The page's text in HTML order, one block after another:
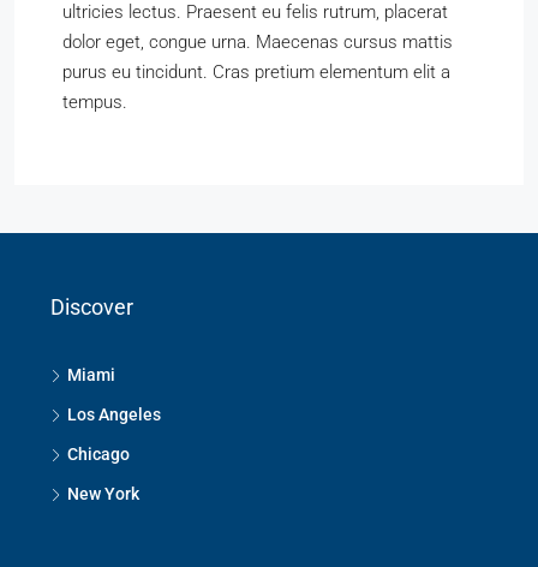
ultricies lectus. Praesent eu felis rutrum, placerat
dolor eget, congue urna. Maecenas cursus mattis
purus eu tincidunt. Cras pretium elementum elit a
tempus.
Discover
Miami
Los Angeles
Chicago
New York